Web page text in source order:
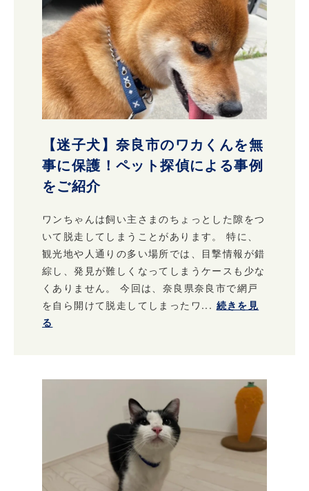
【迷子犬】奈良市のワカくんを無
事に保護！ペット探偵による事例
をご紹介
ワンちゃんは飼い主さまのちょっとした隙をつ
いて脱走してしまうことがあります。 特に、
観光地や人通りの多い場所では、目撃情報が錯
綜し、発見が難しくなってしまうケースも少な
くありません。 今回は、奈良県奈良市で網戸
を自ら開けて脱走してしまったワ... 続きを見
る